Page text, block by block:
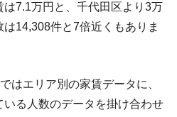
7.1万円と、千代田区より3万
14,308件と7倍近くもありま
はエリア別の家賃データに、
る人数のデータを掛け合わせ